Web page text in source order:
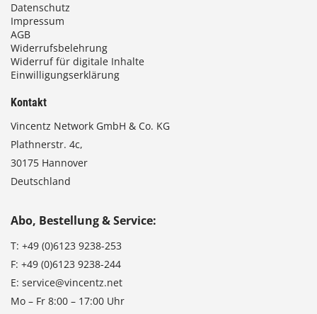
Datenschutz
Impressum
AGB
Widerrufsbelehrung
Widerruf für digitale Inhalte
Einwilligungserklärung
Kontakt
Vincentz Network GmbH & Co. KG
Plathnerstr. 4c,
30175 Hannover
Deutschland
Abo, Bestellung & Service:
T: +49 (0)6123 9238-253
F: +49 (0)6123 9238-244
E: service@vincentz.net
Mo – Fr 8:00 – 17:00 Uhr